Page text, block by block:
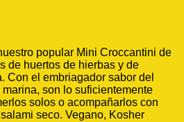
popular Mini Croccantini de
de huertos de hierbas y de
Con el embriagador sabor del
son lo suficientemente
solos o acompañarlos con
seco. Vegano, Kosher